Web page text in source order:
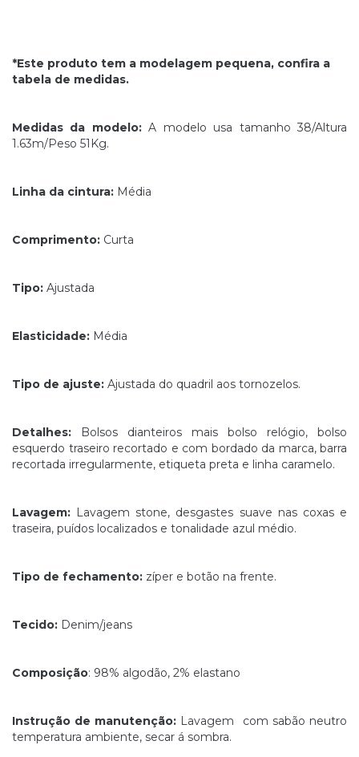
*Este produto tem a modelagem pequena, confira a
tabela de medidas.
Medidas da modelo:A modelo usa tamanho 38/Altura
1.63m/Peso 51Kg.
Linha da cintura: Média
Comprimento: Curta
Tipo: Ajustada
Elasticidade: Média
Tipo de ajuste: Ajustada do quadril aos tornozelos.
Detalhes: Bolsos dianteiros mais bolso relógio, bolso
esquerdo traseiro recortado e com bordado da marca, barra
recortada irregularmente, etiqueta preta e linha caramelo.
Lavagem: Lavagem stone, desgastes suave nas coxas e
traseira, puídos localizados e tonalidade azul médio.
Tipo de fechamento: zíper e botão na frente.
Tecido: Denim/jeans
Composição: 98% algodão, 2% elastano
Instrução de manutenção: Lavagem com sabão neutro
temperatura ambiente, secar á sombra.